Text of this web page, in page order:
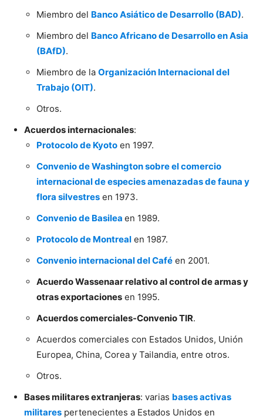
Miembro del Banco Asiático de Desarrollo (BAD).
Miembro del Banco Africano de Desarrollo en Asia
(BAfD).
Miembro de la Organización Internacional del
Trabajo (OIT).
Otros.
Acuerdos internacionales:
Protocolo de Kyoto en 1997.
Convenio de Washington sobre el comercio
internacional de especies amenazadas de fauna y
flora silvestres en 1973.
Convenio de Basilea en 1989.
Protocolo de Montreal en 1987.
Convenio internacional del Café en 2001.
Acuerdo Wassenaar relativo al control de armas y
otras exportaciones en 1995.
Acuerdos comerciales-Convenio TIR.
Acuerdos comerciales con Estados Unidos, Unión
Europea, China, Corea y Tailandia, entre otros.
Otros.
Bases militares extranjeras: varias bases activas
militares pertenecientes a Estados Unidos en